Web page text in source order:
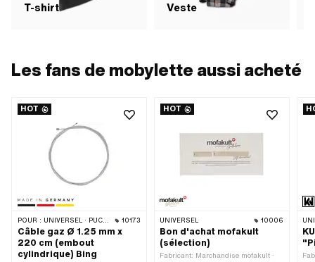
T-shirt Veste
Les fans de mobylette aussi acheté
HOT
POUR : UNIVERSEL · PUCH · SACHS · ZÜNDAPP BELMONDO · TOMOS · ALPA CHOPPER / TURBO · DKW · ILO / JLO · KREIDLER · MBK / MOTOBÉCANE · MIELE · MONARK · VICTORIA · ZÜNDAPP 10173
Câble gaz Ø 1.25 mm x
220 cm (embout
cylindrique) Bing
HOT
UNIVERSEL 10006
Bon d'achat mofakult
(sélection)
Fabricant: Marchandise mofakult ·